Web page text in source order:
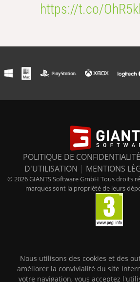
https://t.co/
POLITIQUE DE CONFIDENTIALITÉ
D'UTILISATION | MENTIONS
© 2026 GIANTS Software GmbH Tous droits
marques sont la propriété de leurs
Nous utilisons des cookies et des
améliorer la convivialité du site
votre navigation, vous acceptez